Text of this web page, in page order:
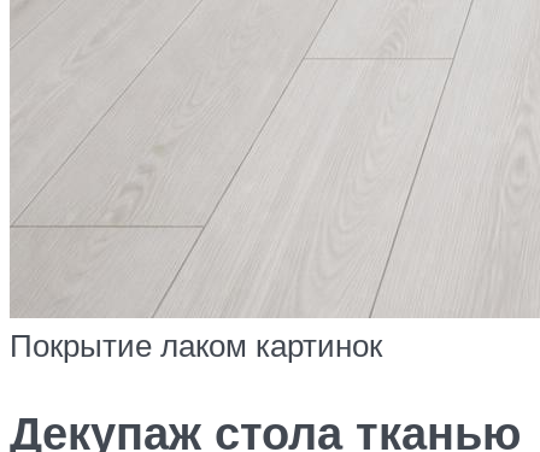
Покрытие лаком картинок
Декупаж стола тканью